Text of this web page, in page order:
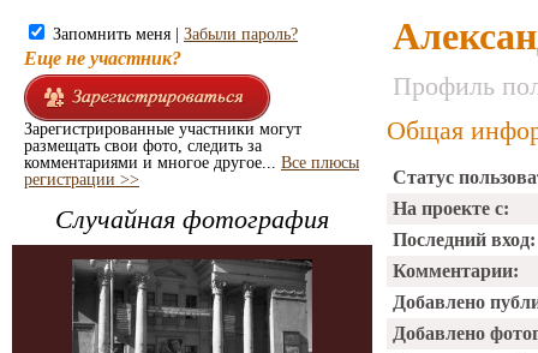
Запомнить меня | Забыли пароль?
Еще не участник?
Зарегистрированные участники могут
размещать свои фото, следить за
комментариями и многое другое... Все плюсы
регистрации >>
Случайная фотография
Профиль
Общая
Статус
На проекте с:
Последний вход:
Комментарии:
Добавлено
Добавлено